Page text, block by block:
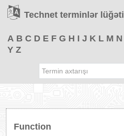
Technet terminlər lüğəti
A B C D E F G H I J K L M N
Y Z
Function